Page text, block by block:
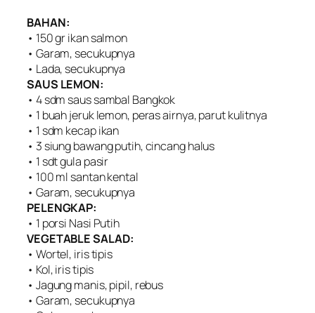
BAHAN:
• 150 gr ikan salmon
• Garam, secukupnya
• Lada, secukupnya
SAUS LEMON:
• 4 sdm saus sambal Bangkok
• 1 buah jeruk lemon, peras airnya, parut kulitnya
• 1 sdm kecap ikan
• 3 siung bawang putih, cincang halus
• 1 sdt gula pasir
• 100 ml santan kental
• Garam, secukupnya
PELENGKAP:
• 1 porsi Nasi Putih
VEGETABLE SALAD:
• Wortel, iris tipis
• Kol, iris tipis
• Jagung manis, pipil, rebus
• Garam, secukupnya